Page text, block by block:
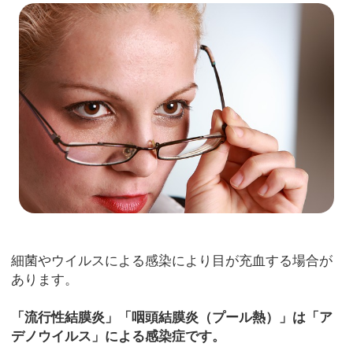
細菌やウイルスによる感染により目が充血する場合が
あります。
「流行性結膜炎」「咽頭結膜炎（プール熱）」は「ア
デノウイルス」による感染症です。